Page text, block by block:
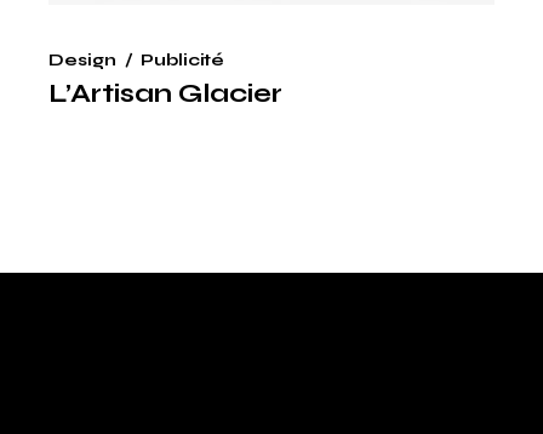
Design Publicité
L’Artisan Glacier